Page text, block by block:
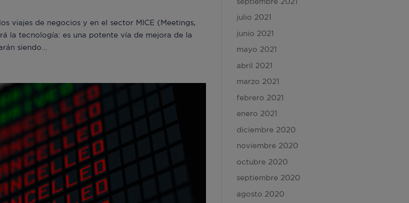
viajes de negocios y en el sector MICE (Meetings,
la tecnología: es una potente vía de mejora de la
siendo...
julio 2021
junio 2021
mayo 2021
abril 2021
marzo 2021
febrero 2021
enero 2021
diciembre 2020
noviembre 2020
octubre 2020
septiembre 2020
agosto 2020